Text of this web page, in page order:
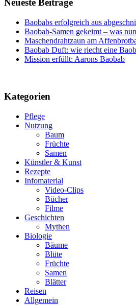
Neueste Beiträge
Baobabs erfolgreich aus
Baobab-Samen gekeimt – was
Maschendrahtzaun am
Baobab Duft: wie riecht eine
Mission erfüllt: Aarons Baobab
Kategorien
Pflege
Nutzung
Baum
Früchte
Samen
Künstler & Kunst
Rezepte
Infomaterial
Video-Clips
Bücher
Filme
Geschichten
Mythen
Biologie
Bäume
Blüte
Früchte
Samen
Blätter
Reisen
Allgemein